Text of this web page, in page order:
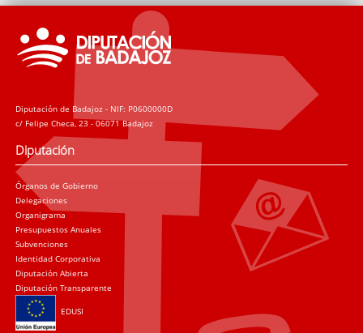
Diputación de Badajoz - NIF: P0600000D
c/ Felipe Checa, 23 - 06071 Badajoz
Diputación
Órganos de Gobierno
Delegaciones
Organigrama
Presupuestos Anuales
Subvenciones
Identidad Corporativa
Diputación Abierta
Diputación Transparente
EDUSI